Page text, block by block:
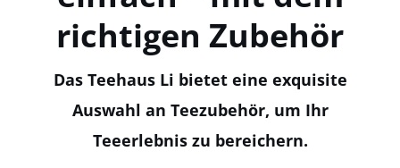
richtigen Zubehör
Das Teehaus Li bietet eine exquisite
Auswahl an Teezubehör, um Ihr
Teeerlebnis zu bereichern.